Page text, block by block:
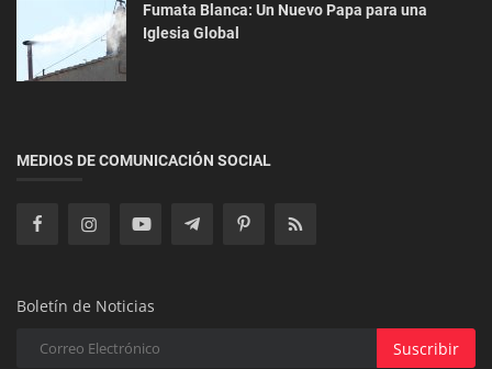
del problema?
Fumata Blanca: Un Nuevo Papa para una
Iglesia Global
MEDIOS DE COMUNICACIÓN SOCIAL
Boletín de Noticias
Suscribir